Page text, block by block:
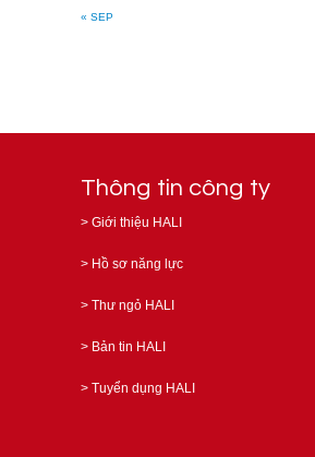
« SEP
Thông tin công ty
> Giới thiệu HALI
> Hồ sơ năng lực
> Thư ngỏ HALI
> Bản tin HALI
> Tuyển dụng HALI